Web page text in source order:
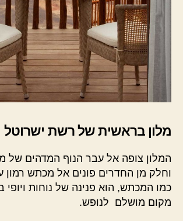
מלון בראשית של רשת ישרוטל
המלון צופה אל עבר הנוף המדהים של
וחלק מן החדרים פונים אל מכתש רמון
כמו המכתש, הוא פנינה של נוחות ויופי
מקום מושלם לנופש.